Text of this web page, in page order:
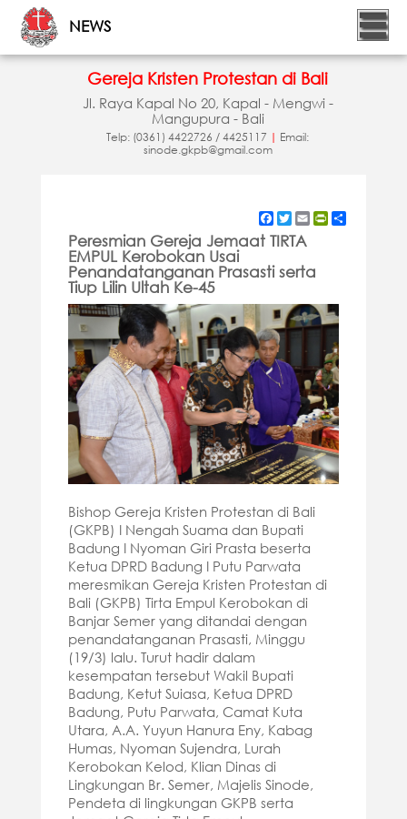
NEWS
Gereja Kristen Protestan di Bali
Jl. Raya Kapal No 20, Kapal - Mengwi -
Mangupura - Bali
Telp: (0361) 4422726 / 4425117 | Email:
sinode.gkpb@gmail.com
Facebook
Twitter
EmailPrintFriendly
Peresmian Gereja Jemaat TIRTA
EMPUL Kerobokan Usai
Penandatanganan Prasasti serta
Tiup Lilin Ultah Ke-45
Bishop Gereja Kristen Protestan di Bali
(GKPB) I Nengah Suama dan Bupati
Badung I Nyoman Giri Prasta beserta
Ketua DPRD Badung I Putu Parwata
meresmikan Gereja Kristen Protestan di
Bali (GKPB) Tirta Empul Kerobokan di
Banjar Semer yang ditandai dengan
penandatanganan Prasasti, Minggu
(19/3) lalu. Turut hadir dalam
kesempatan tersebut Wakil Bupati
Badung, Ketut Suiasa, Ketua DPRD
Badung, Putu Parwata, Camat Kuta
Utara, A.A. Yuyun Hanura Eny, Kabag
Humas, Nyoman Sujendra, Lurah
Kerobokan Kelod, Klian Dinas di
Lingkungan Br. Semer, Majelis Sinode,
Pendeta di lingkungan GKPB serta